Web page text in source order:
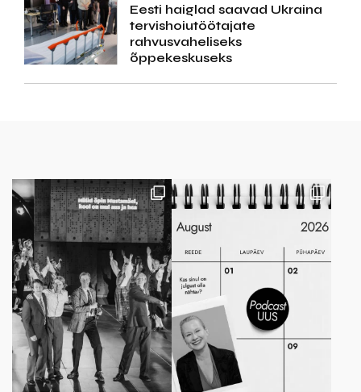
Eesti haiglad saavad Ukraina
tervishoiutöötajate
rahvusvaheliseks
õppekeskuseks